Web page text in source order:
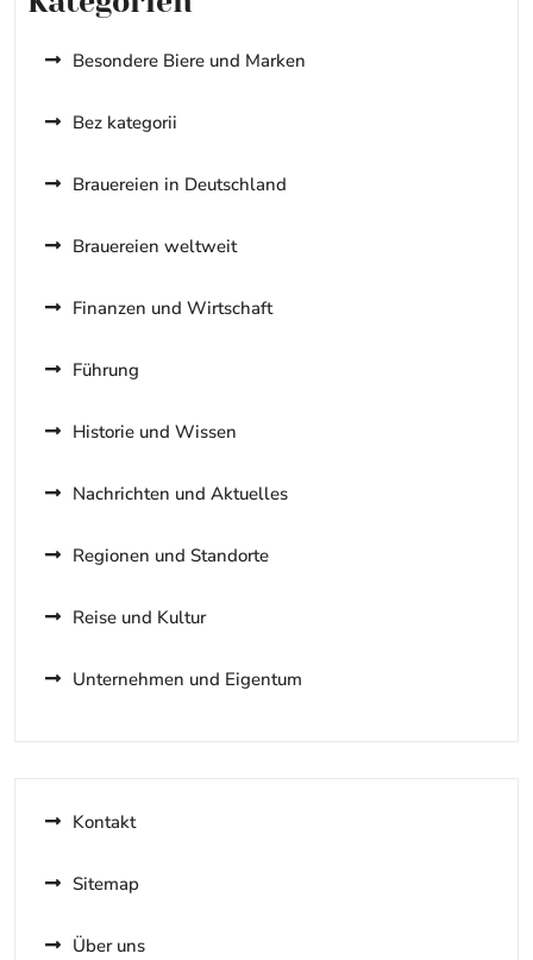
Besondere Biere und Marken
Bez kategorii
Brauereien in Deutschland
Brauereien weltweit
Finanzen und Wirtschaft
Führung
Historie und Wissen
Nachrichten und Aktuelles
Regionen und Standorte
Reise und Kultur
Unternehmen und Eigentum
Kontakt
Sitemap
Über uns